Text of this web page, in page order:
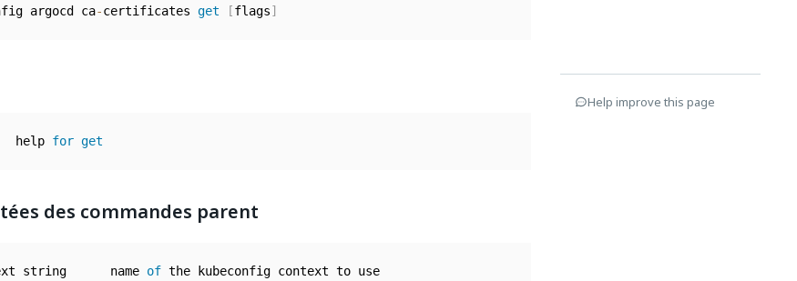
argocd ca-certificates get [flags]
help for get
des commandes parent
string      name of the kubeconfig context to use
Help improve this page